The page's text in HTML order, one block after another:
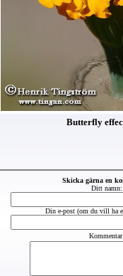
Butterfly
Skicka gärna en
Ditt namn:
Din e-post (om du vill ha